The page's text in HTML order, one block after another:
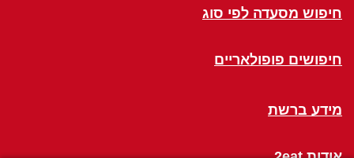
חיפוש מסעדה לפי סוג
חיפושים פופולאריים
מידע ברשת